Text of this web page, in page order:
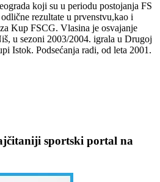
koji su u periodu postojanja FS
rezultate u prvenstvu,kao i
Kup FSCG. Vlasina je osvajanje
u sezoni 2003/2004. igrala u Drugoj
Istok. Podsećanja radi, od leta 2001.
sportski portal na